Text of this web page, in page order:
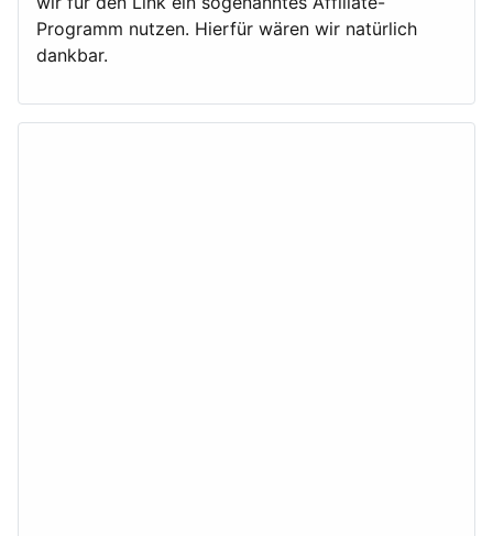
Programm nutzen. Hierfür wären wir natürlich
dankbar.